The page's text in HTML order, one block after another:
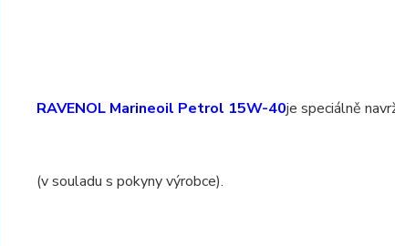
RAVENOL Marineoil Petrol 15W-40je speciálně
(v souladu s pokyny výrobce).